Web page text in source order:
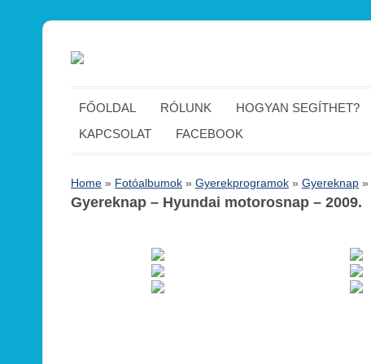
FŐOLDAL RÓLUNK HOGYAN SEGÍTHET?
KAPCSOLAT
FACEBOOK
Home » Fotóalbumok » Gyerekprogramok » Gyereknap »
Gyereknap – Hyundai motorosnap – 2009.